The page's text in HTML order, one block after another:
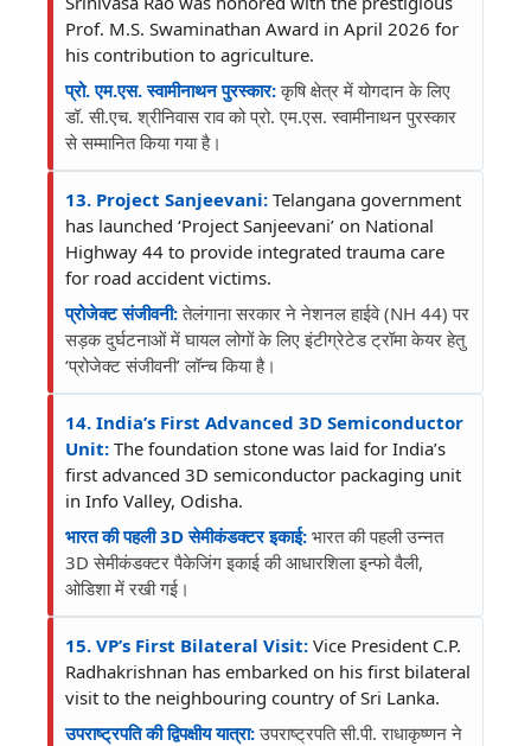
Prof. M.S. Swaminathan Award in April 2026 for
his contribution to agriculture.
प्रो. एम.एस. स्वामीनाथन पुरस्कार:कृषि क्षेत्र में योगदान के लिए
डॉ. सी.एच. श्रीनिवास राव को प्रो. एम.एस. स्वामीनाथन पुरस्कार
से सम्मानित किया गया है।
13. Project Sanjeevani: Telangana government
has launched ‘Project Sanjeevani’ on National
Highway 44 to provide integrated trauma care
for road accident victims.
प्रोजेक्ट संजीवनी:तेलंगाना सरकार ने नेशनल हाईवे (NH 44) पर
सड़क दुर्घटनाओं में घायल लोगों के लिए इंटीग्रेटेड ट्रॉमा केयर हेतु
‘प्रोजेक्ट संजीवनी’ लॉन्च किया है।
14. India’s First Advanced 3D Semiconductor
Unit: The foundation stone was laid for India’s
first advanced 3D semiconductor packaging unit
in Info Valley, Odisha.
भारत की पहली 3D सेमीकंडक्टर इकाई: भारत की पहली उन्नत
3D सेमीकंडक्टर पैकेजिंग इकाई की आधारशिला इन्फो वैली,
ओडिशा में रखी गई।
15. VP’s First Bilateral Visit: Vice President C.P.
Radhakrishnan has embarked on his first bilateral
visit to the neighbouring country of Sri Lanka.
उपराष्ट्रपति की द्विपक्षीय यात्रा:उपराष्ट्रपति सी.पी. राधाकृष्णन ने